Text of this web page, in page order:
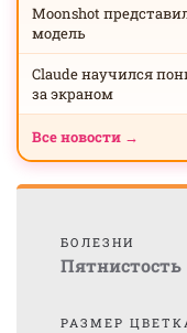
Moonshot
модель
Claude научился
за экраном
Все новости →
БОЛЕЗНИ
Пятнистость
РАЗМЕР